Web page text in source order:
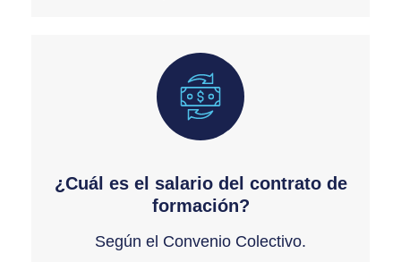
¿Cuál es el salario del contrato de
formación?
Según el Convenio Colectivo.